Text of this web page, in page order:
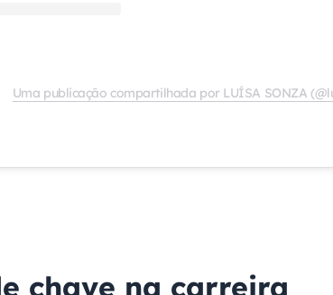
Uma publicação compartilhada por LUÍSA SONZA
chave na carreira